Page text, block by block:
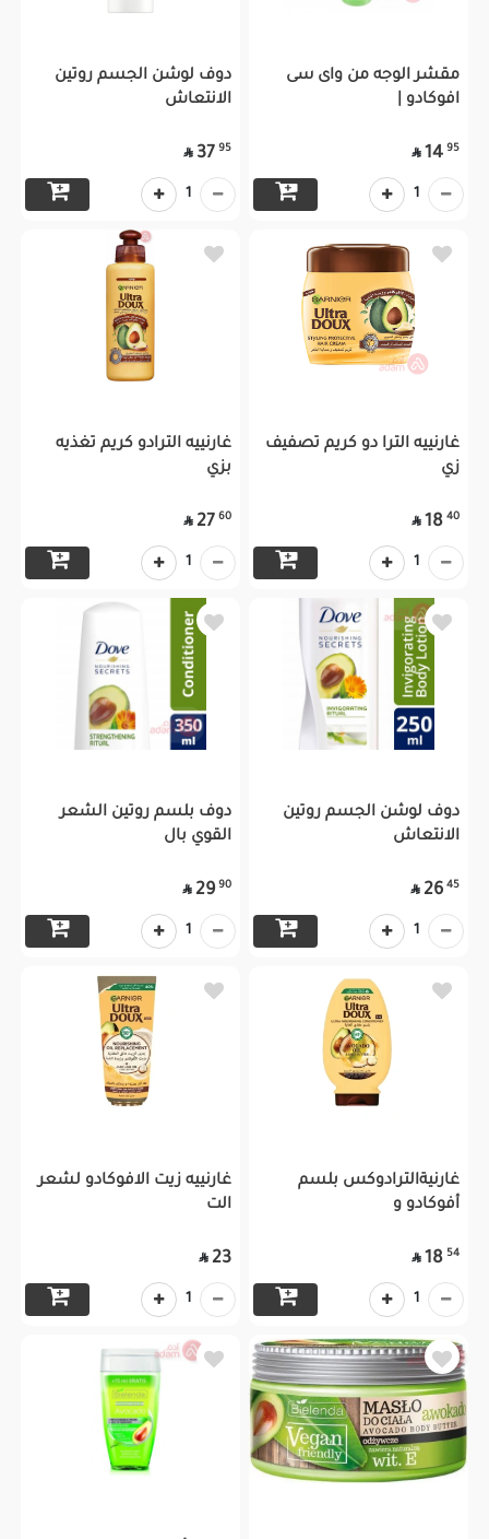
مقشر الوجه من واى سى
افوكادو |
95
14

1
دوف لوشن الجسم روتين
الانتعاش
95
37

1
غارنييه الترا دو كريم تصفيف
زي
40
18

1
غارنييه الترادو كريم تغذيه
بزي
60
27

1
دوف لوشن الجسم روتين
الانتعاش
45
26

1
دوف بلسم روتين الشعر
القوي بال
90
29

1
غارنيةالترادوكس بلسم
أفوكادو و
54
18

1
غارنييه زيت الافوكادو لشعر
الت
23

1